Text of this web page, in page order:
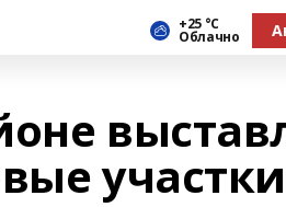
+25 °С
Облачно
участки